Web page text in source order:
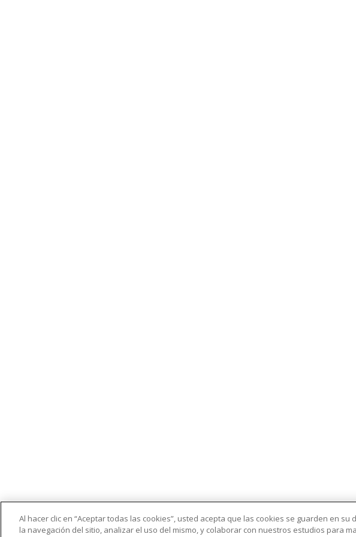
Al hacer clic en “Aceptar todas las cookies”, usted acepta que las cookies se guarden en
la navegación del sitio, analizar el uso del mismo, y colaborar con nuestros estudios para